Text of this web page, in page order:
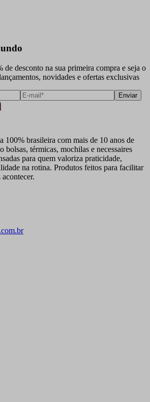
de desconto na sua primeira compra e seja o
novidades e ofertas exclusivas
Enviar
100% brasileira com mais de 10 anos de
bolsas, térmicas, mochilas e necessaires
para quem valoriza praticidade,
na rotina. Produtos feitos para facilitar